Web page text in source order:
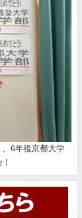
6年後京都大学